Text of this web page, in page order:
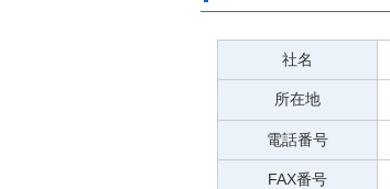
社名
所在地
電話番号
FAX番号